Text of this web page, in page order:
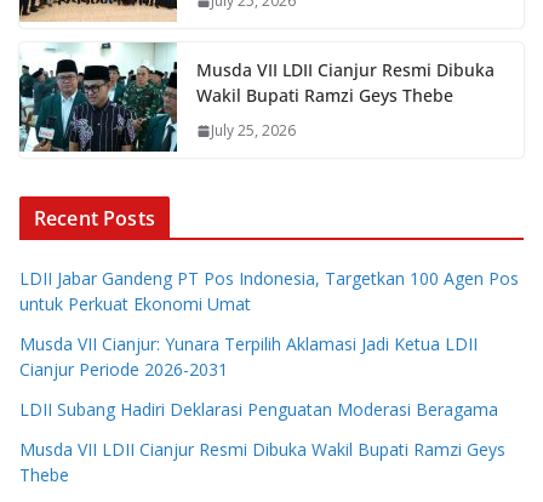
Musda VII LDII Cianjur Resmi Dibuka
Wakil Bupati Ramzi Geys Thebe
July 25, 2026
Recent Posts
LDII Jabar Gandeng PT Pos Indonesia, Targetkan 100 Agen Pos
untuk Perkuat Ekonomi Umat
Musda VII Cianjur: Yunara Terpilih Aklamasi Jadi Ketua LDII
Cianjur Periode 2026-2031
LDII Subang Hadiri Deklarasi Penguatan Moderasi Beragama
Musda VII LDII Cianjur Resmi Dibuka Wakil Bupati Ramzi Geys
Thebe